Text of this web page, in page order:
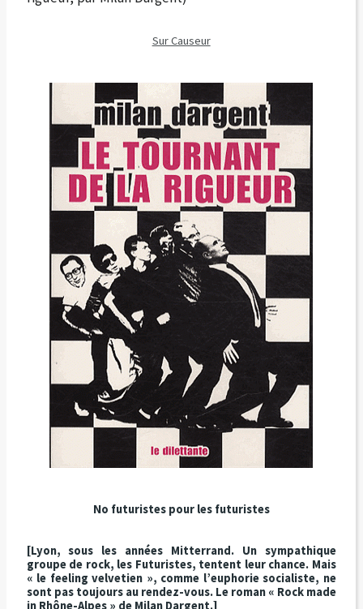
Sur Causeur
No futuristes pour les futuristes
[Lyon, sous les années Mitterrand. Un sympathique
groupe de rock, les Futuristes, tentent leur chance. Mais
« le feeling velvetien », comme l’euphorie socialiste, ne
sont pas toujours au rendez-vous. Le roman « Rock made
in Rhône-Alpes » de Milan Dargent.]